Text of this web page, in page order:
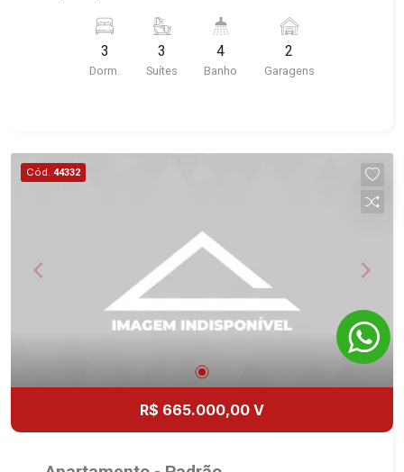
as características deste imóvel que a Martinelli
Imobiliária selecionou para você: - 143m² de área
blindex - 2 vagas - Fino acabamento, alto padrão
Martinelli Imobiliária - excelência absoluta no
Referência em imóveis de alto padrão, somos
especialistas na venda e locação de
apartamentos nos condomínios mais desejados
da Zona Sul, reconhecidos por sua segurança,
infraestrutura completa e qualidade de vida
incomparável. Atuamos nos empreendimentos de
Park, Les Alpes Residence, Porto Búzios,
Sequóia, Blue Diamond, Mirante do Ipê, Hype,
Grand Privilège, Grand Raya, Grand Paysage,
Monde Parc, Place Vendôme, Place des Vosges,
3
Dorm.
3
Suítes
4
Banho
2
Garagens
Cód. 44332
R$ 665.000,00 V